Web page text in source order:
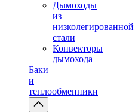
Дымоходы
из
низколегированной
стали
Конвекторы
дымохода
Баки
и
теплообменники